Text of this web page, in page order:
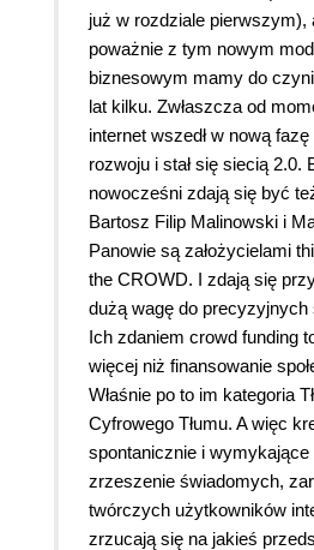
już w rozdziale pierwszym),
poważnie z tym nowym
biznesowym mamy do
lat kilku. Zwłaszcza od
internet wszedł w nową
rozwoju i stał się siecią 2.0.
nowocześni zdają się być
Bartosz Filip Malinowski i
Panowie są założycielami
the CROWD. I zdają się
dużą wagę do precyzyjnych
Ich zdaniem crowd funding
więcej niż finansowanie
Właśnie po to im kategoria
Cyfrowego Tłumu. A więc
spontanicznie i wymykające
zrzeszenie świadomych,
twórczych użytkowników
zrzucają się na jakieś